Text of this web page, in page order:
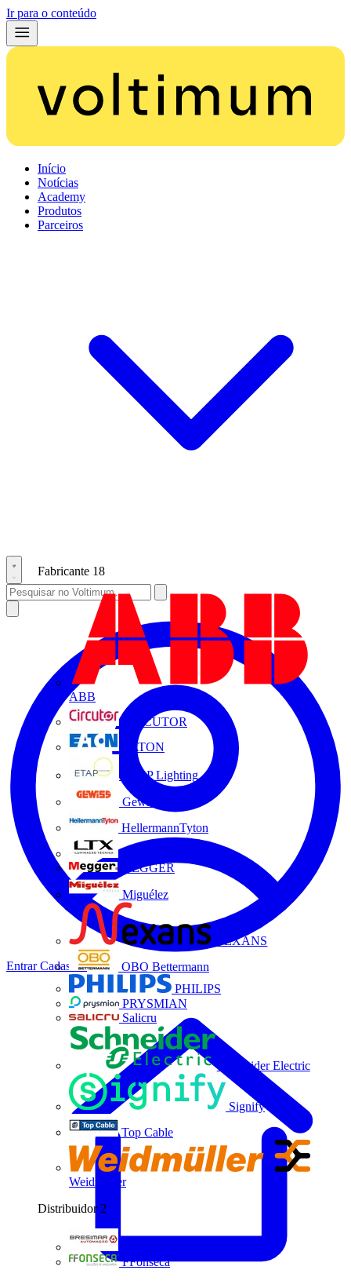
Ir para o conteúdo
Início
Notícias
Academy
Produtos
Parceiros
Fabricante 18
ABB
CIRCUTOR
EATON
ETAP Lighting
Gewiss
HellermannTyton
MEGGER
Miguélez
NEXANS
OBO Bettermann
PHILIPS
PRYSMIAN
Salicru
Schneider Electric
Signify
Top Cable
Weidmüller
Distribuidor 2
FFonseca
EntrarCadastrar